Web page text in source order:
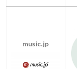
music.jp